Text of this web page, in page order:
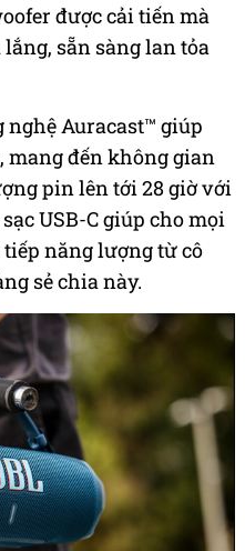
được cải tiến mà
sẵn sàng lan tỏa
nghệ Auracast™ giúp
mang đến không gian
pin lên tới 28 giờ với
USB-C giúp cho mọi
năng lượng từ cô
sẻ chia này.